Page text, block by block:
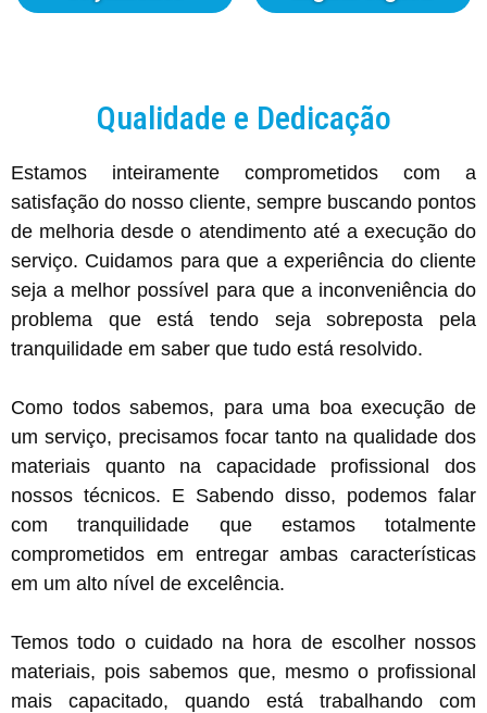
Qualidade e Dedicação
Estamos inteiramente comprometidos com a
satisfação do nosso cliente, sempre buscando pontos
de melhoria desde o atendimento até a execução do
serviço. Cuidamos para que a experiência do cliente
seja a melhor possível para que a inconveniência do
problema que está tendo seja sobreposta pela
tranquilidade em saber que tudo está resolvido.
Como todos sabemos, para uma boa execução de
um serviço, precisamos focar tanto na qualidade dos
materiais quanto na capacidade profissional dos
nossos técnicos. E Sabendo disso, podemos falar
com tranquilidade que estamos totalmente
comprometidos em entregar ambas características
em um alto nível de excelência.
Temos todo o cuidado na hora de escolher nossos
materiais, pois sabemos que, mesmo o profissional
mais capacitado, quando está trabalhando com